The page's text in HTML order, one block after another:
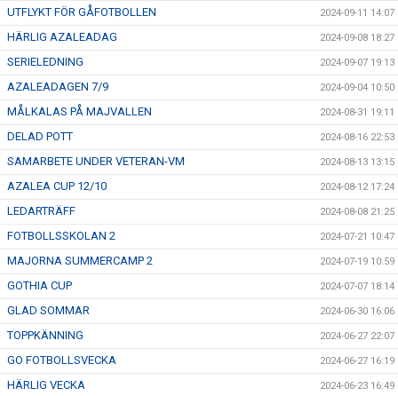
UTFLYKT FÖR GÅFOTBOLLEN 2024-09-11 14:07
HÄRLIG AZALEADAG 2024-09-08 18:27
SERIELEDNING 2024-09-07 19:13
AZALEADAGEN 7/9 2024-09-04 10:50
MÅLKALAS PÅ MAJVALLEN 2024-08-31 19:11
DELAD POTT 2024-08-16 22:53
SAMARBETE UNDER VETERAN-VM 2024-08-13 13:15
AZALEA CUP 12/10 2024-08-12 17:24
LEDARTRÄFF 2024-08-08 21:25
FOTBOLLSSKOLAN 2 2024-07-21 10:47
MAJORNA SUMMERCAMP 2 2024-07-19 10:59
GOTHIA CUP 2024-07-07 18:14
GLAD SOMMAR 2024-06-30 16:06
TOPPKÄNNING 2024-06-27 22:07
GO FOTBOLLSVECKA 2024-06-27 16:19
HÄRLIG VECKA 2024-06-23 16:49